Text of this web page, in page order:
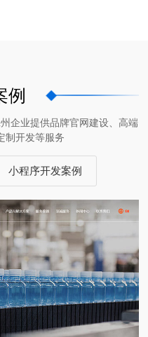
例
企业提供品牌官网建设、高端
制开发等服务
小程序开发案例